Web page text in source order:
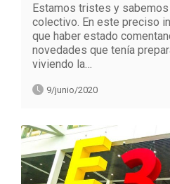
Estamos tristes y
colectivo. En este preciso
que haber estado
novedades que tenía
viviendo la…
9/junio/2020